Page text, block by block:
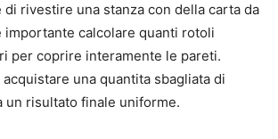
di rivestire una stanza con della carta da
importante calcolare quanti rotoli
per coprire interamente le pareti.
una quantita sbagliata di
un risultato finale uniforme.